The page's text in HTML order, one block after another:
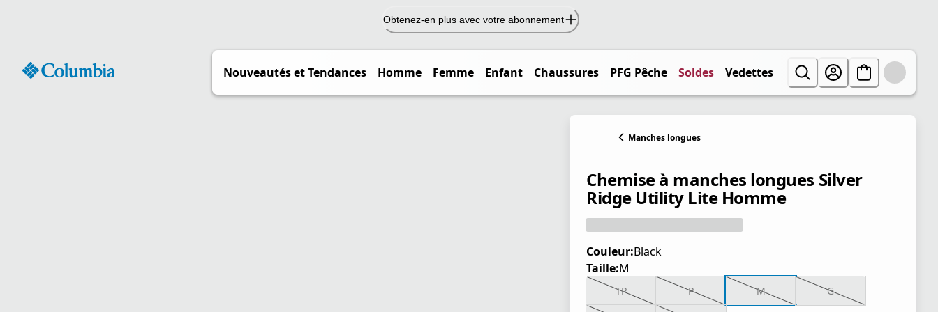
Obtenez-en plus avec votre abonnement
Nouveautés et Tendances Homme Femme Enfant Chaussures PFG Pêche Soldes Vedettes
Manches longues
Chemise à manches longues Silver
Ridge Utility Lite Homme
Couleur:Black
Taille:M
TP P M G